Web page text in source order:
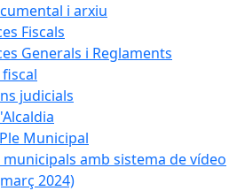
i arxiu
Fiscals
Generals i Reglaments
judicials
Municipal
municipals amb sistema de vídeo
2024)